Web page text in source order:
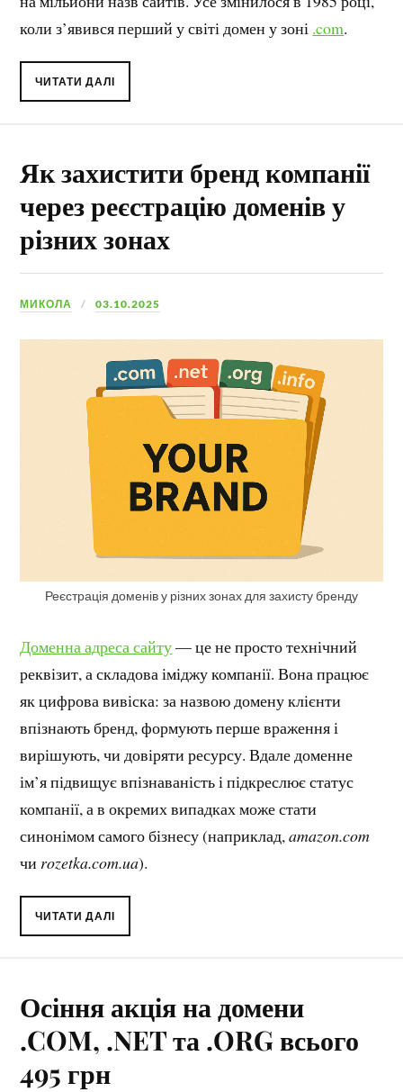
коли з’явився перший у світі домен у зоні .com.
ЧИТАТИ ДАЛІ
Як захистити бренд компанії
через реєстрацію доменів у
різних зонах
МИКОЛА 03.10.2025
Реєстрація доменів у різних зонах для захисту бренду
Доменна адреса сайту— це не просто технічний
реквізит, а складова іміджу компанії. Вона працює
як цифрова вивіска: за назвою домену клієнти
впізнають бренд, формують перше враження і
вирішують, чи довіряти ресурсу. Вдале доменне
ім’я підвищує впізнаваність і підкреслює статус
компанії, а в окремих випадках може стати
синонімом самого бізнесу (наприклад,amazon.com
чи rozetka.com.ua).
ЧИТАТИ ДАЛІ
Осіння акція на домени
.COM, .NET та .ORG всього
495 грн